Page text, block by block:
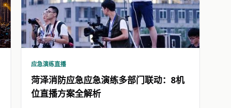
应急演练直播
菏泽消防应急应急演练多部门联动：8机
位直播方案全解析